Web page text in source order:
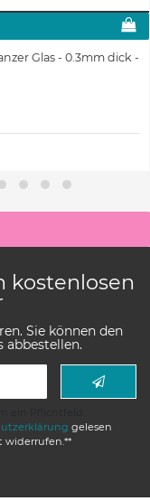
Glas - 0.3mm dick -
kostenlosen
Sie können den
abbestellen.
gelesen
widerrufen.**